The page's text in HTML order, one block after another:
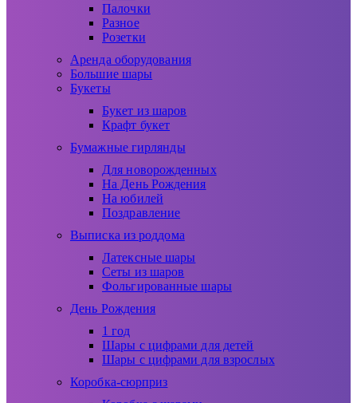
Палочки
Разное
Розетки
Аренда оборудования
Большие шары
Букеты
Букет из шаров
Крафт букет
Бумажные гирлянды
Для новорожденных
На День Рождения
На юбилей
Поздравление
Выписка из роддома
Латексные шары
Сеты из шаров
Фольгированные шары
День Рождения
1 год
Шары с цифрами для детей
Шары с цифрами для взрослых
Коробка-сюрприз